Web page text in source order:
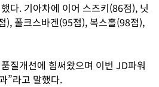
다. 기아차에 이어 스즈키(86점), 닛
), 폴크스바겐(95점), 복스홀(98점),
질개선에 힘써왔으며 이번 JD파워
”라고 말했다.